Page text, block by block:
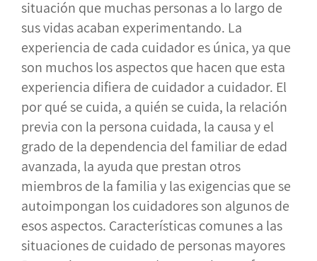
situación que muchas personas a lo largo de
sus vidas acaban experimentando. La
experiencia de cada cuidador es única, ya que
son muchos los aspectos que hacen que esta
experiencia difiera de cuidador a cuidador. El
por qué se cuida, a quién se cuida, la relación
previa con la persona cuidada, la causa y el
grado de la dependencia del familiar de edad
avanzada, la ayuda que prestan otros
miembros de la familia y las exigencias que se
autoimpongan los cuidadores son algunos de
esos aspectos. Características comunes a las
situaciones de cuidado de personas mayores